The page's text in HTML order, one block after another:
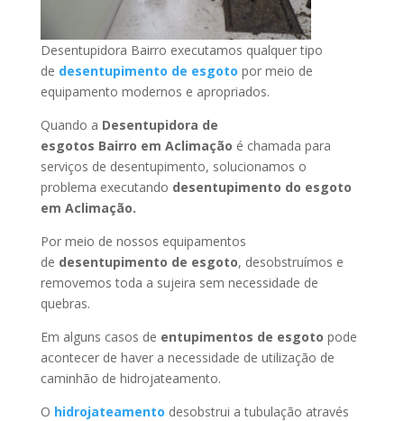
Desentupidora Bairro executamos qualquer tipo
de desentupimento de esgoto por meio de
equipamento modernos e apropriados.
Quando a Desentupidora de
esgotos Bairro em Aclimação é chamada para
serviços de desentupimento, solucionamos o
problema executando desentupimento do esgoto
em Aclimação.
Por meio de nossos equipamentos
de desentupimento de esgoto, desobstruímos e
removemos toda a sujeira sem necessidade de
quebras.
Em alguns casos de entupimentos de esgoto pode
acontecer de haver a necessidade de utilização de
caminhão de hidrojateamento.
O hidrojateamento desobstrui a tubulação através